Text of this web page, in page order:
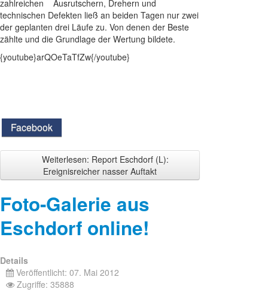
zahlreichen Ausrutschern, Drehern und
technischen Defekten ließ an beiden Tagen nur zwei
der geplanten drei Läufe zu. Von denen der Beste
zählte und die Grundlage der Wertung bildete.
{youtube}arQOeTaTfZw{/youtube}
Facebook
Weiterlesen: Report Eschdorf (L):
Ereignisreicher nasser Auftakt
Foto-Galerie aus
Eschdorf online!
Details
Veröffentlicht: 07. Mai 2012
Zugriffe: 35888